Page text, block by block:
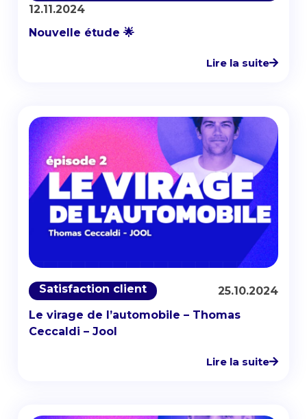
12.11.2024
Nouvelle étude 🌟
Lire la suite
Satisfaction client
25.10.2024
Le virage de l’automobile – Thomas
Ceccaldi – Jool
Lire la suite